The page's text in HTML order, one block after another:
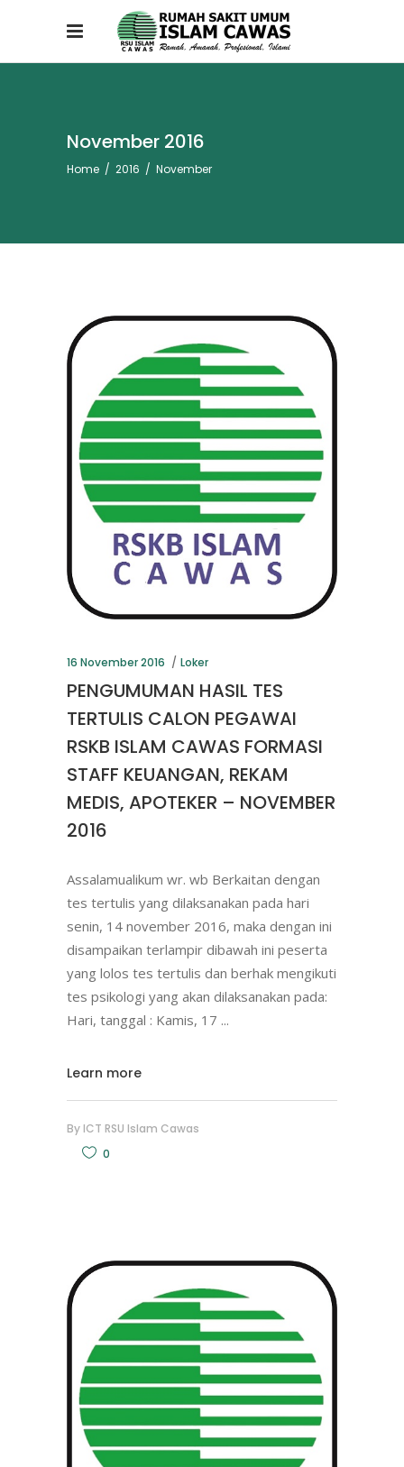
November 2016
Home / 2016 / November
16 November 2016 Loker
PENGUMUMAN HASIL TES
TERTULIS CALON PEGAWAI
RSKB ISLAM CAWAS FORMASI
STAFF KEUANGAN, REKAM
MEDIS, APOTEKER – NOVEMBER
2016
Assalamualikum wr. wb Berkaitan dengan
tes tertulis yang dilaksanakan pada hari
senin, 14 november 2016, maka dengan ini
disampaikan terlampir dibawah ini peserta
yang lolos tes tertulis dan berhak mengikuti
tes psikologi yang akan dilaksanakan pada:
Hari, tanggal : Kamis, 17
Learn more
By ICT RSU Islam Cawas
0